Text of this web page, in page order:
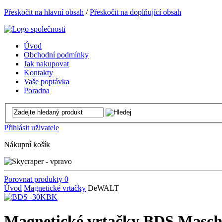
Přeskočit na hlavní obsah /Přeskočit na doplňující obsah
Úvod
Obchodní podmínky
Jak nakupovat
Kontakty
Vaše poptávka
Poradna
Přihlásit uživatele
Nákupní košík
Porovnat produkty 0
Úvod Magnetické vrtačky DeWALT